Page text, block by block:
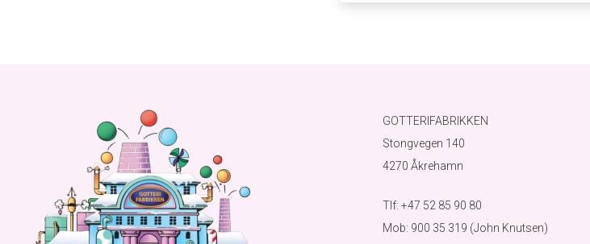
GOTTERIFABRIKKEN
Stongvegen 140
4270 Åkrehamn
Tlf: +47 52 85 90 80
Mob: 900 35 319 (John Knutsen)